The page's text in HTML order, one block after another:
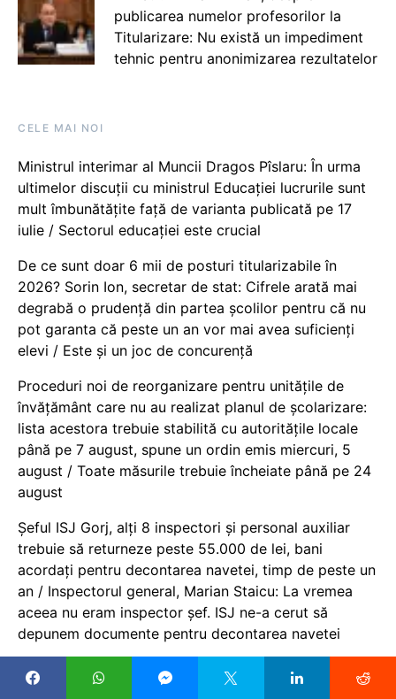
publicarea numelor profesorilor la
Titularizare: Nu există un impediment
tehnic pentru anonimizarea rezultatelor
CELE MAI NOI
Ministrul interimar al Muncii Dragos Pîslaru: În urma
ultimelor discuții cu ministrul Educației lucrurile sunt
mult îmbunătățite față de varianta publicată pe 17
iulie / Sectorul educației este crucial
De ce sunt doar 6 mii de posturi titularizabile în
2026? Sorin Ion, secretar de stat: Cifrele arată mai
degrabă o prudență din partea școlilor pentru că nu
pot garanta că peste un an vor mai avea suficienți
elevi / Este și un joc de concurență
Proceduri noi de reorganizare pentru unitățile de
învățământ care nu au realizat planul de școlarizare:
lista acestora trebuie stabilită cu autoritățile locale
până pe 7 august, spune un ordin emis miercuri, 5
august / Toate măsurile trebuie încheiate până pe 24
august
Șeful ISJ Gorj, alți 8 inspectori și personal auxiliar
trebuie să returneze peste 55.000 de lei, bani
acordați pentru decontarea navetei, timp de peste un
an / Inspectorul general, Marian Staicu: La vremea
aceea nu eram inspector șef. ISJ ne-a cerut să
depunem documente pentru decontarea navetei
Program de afterschool pentru unii elevi din sectorul
1 în anul școlar 2026-2027, adoptat de Consiliul